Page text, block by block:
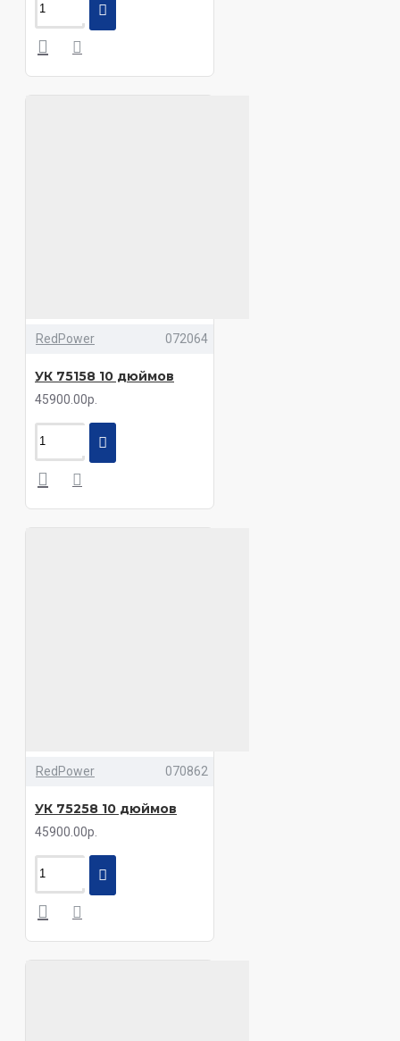
RedPower 072064
УК 75158 10 дюймов
45900.00р.
RedPower 070862
УК 75258 10 дюймов
45900.00р.